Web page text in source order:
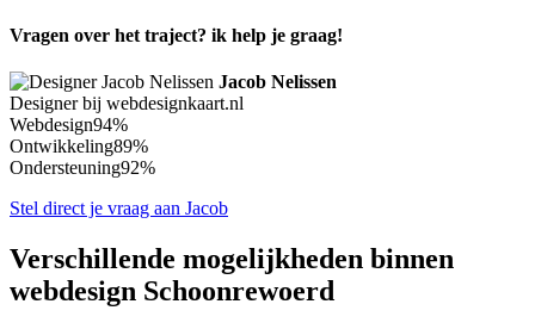
Vragen over het traject? ik help je graag!
Jacob Nelissen
Designer bij webdesignkaart.nl
Webdesign94%
Ontwikkeling89%
Ondersteuning92%
Stel direct je vraag aan Jacob
Verschillende mogelijkheden binnen
webdesign Schoonrewoerd